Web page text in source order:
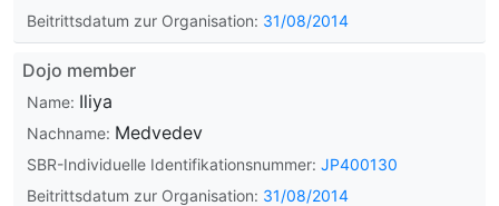
Beitrittsdatum zur Organisation: 31/08/2014
Dojo member
Name: Iliya
Nachname: Medvedev
SBR-Individuelle Identifikationsnummer: JP400130
Beitrittsdatum zur Organisation: 31/08/2014